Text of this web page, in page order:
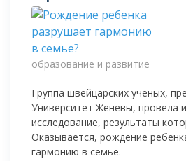
образование и развитие
Группа швейцарских ученых,
Университет Женевы, провела
исследование, результаты
Оказывается, рождение
гармонию в семье.